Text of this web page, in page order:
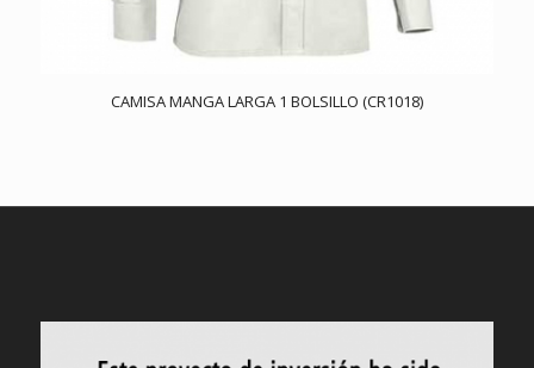
CAMISA MANGA LARGA 1 BOLSILLO (CR1018)